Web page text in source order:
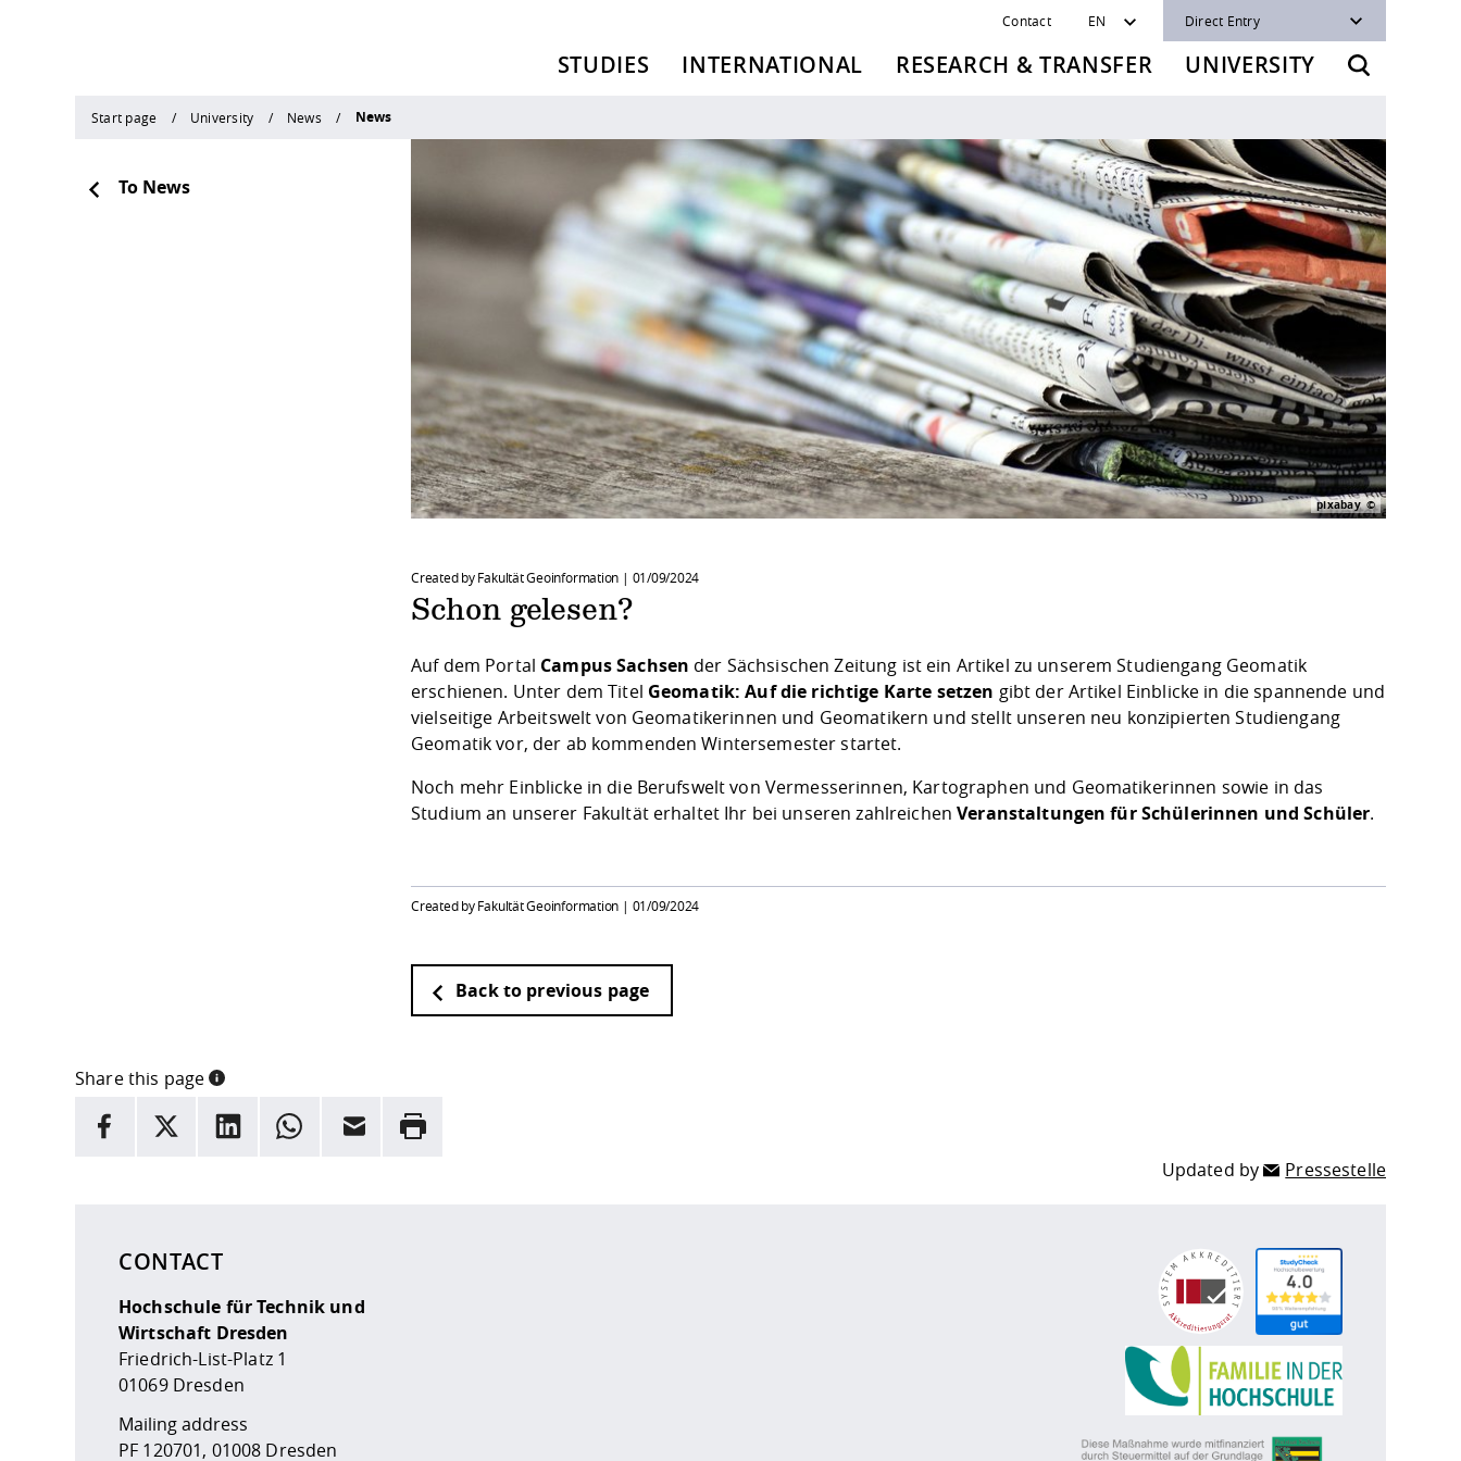
Contact EN Direct Entry
STUDIES INTERNATIONAL RESEARCH & TRANSFER UNIVERSITY
Start page University News News
To News
pixabay
Created by Fakultät Geoinformation | 01/09/2024
Schon gelesen?
Auf dem Portal Campus Sachsen der Sächsischen Zeitung ist ein Artikel zu unserem Studiengang Geomatik
erschienen. Unter dem Titel Geomatik: Auf die richtige Karte setzen gibt der Artikel Einblicke in die spannende und
vielseitige Arbeitswelt von Geomatikerinnen und Geomatikern und stellt unseren neu konzipierten Studiengang
Geomatik vor, der ab kommenden Wintersemester startet.
Noch mehr Einblicke in die Berufswelt von Vermesserinnen, Kartographen und Geomatikerinnen sowie in das
Studium an unserer Fakultät erhaltet Ihr bei unseren zahlreichenVeranstaltungen für Schülerinnen und Schüler.
Created by Fakultät Geoinformation | 01/09/2024
Back to previous page
Share this page
INFORMATION
facebook
X LinkedInwhatsappEmail Rrint
Updated by Pressestelle
CONTACT
Hochschule für Technik und
Wirtschaft Dresden
Friedrich-List-Platz 1
01069 Dresden
Mailing address
PF 120701, 01008 Dresden